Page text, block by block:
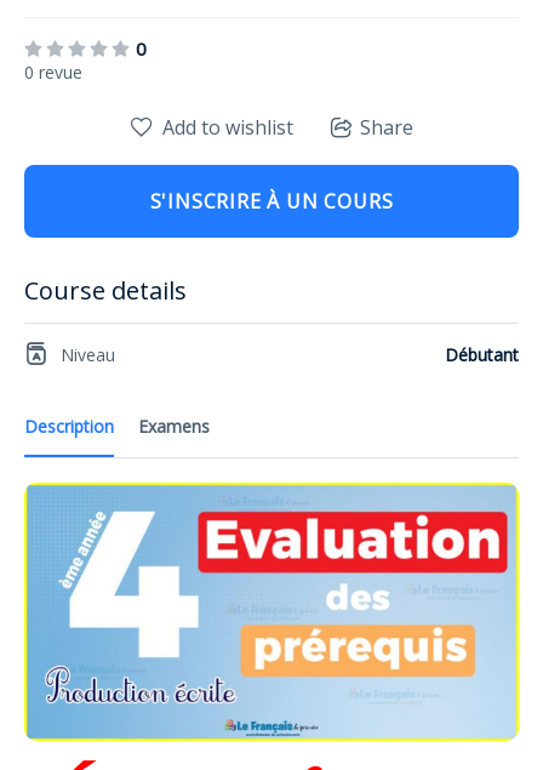
0
0 revue
Description Examens
Add to wishlist Share
S'INSCRIRE À UN COURS
Course details
Niveau Débutant